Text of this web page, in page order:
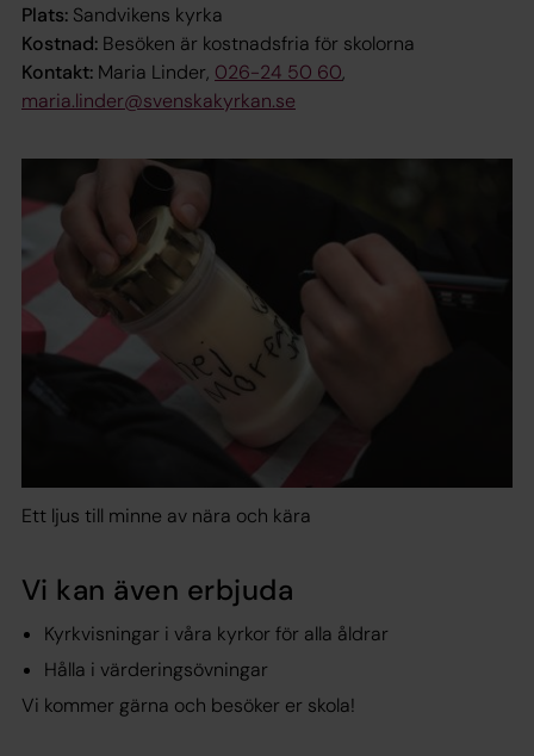
Plats: Sandvikens kyrka
Kostnad: Besöken är kostnadsfria för skolorna
Kontakt: Maria Linder, 026-24 50 60,
maria.linder@svenskakyrkan.se
Ett ljus till minne av nära och kära
Vi kan även erbjuda
Kyrkvisningar i våra kyrkor för alla åldrar
Hålla i värderingsövningar
Vi kommer gärna och besöker er skola!